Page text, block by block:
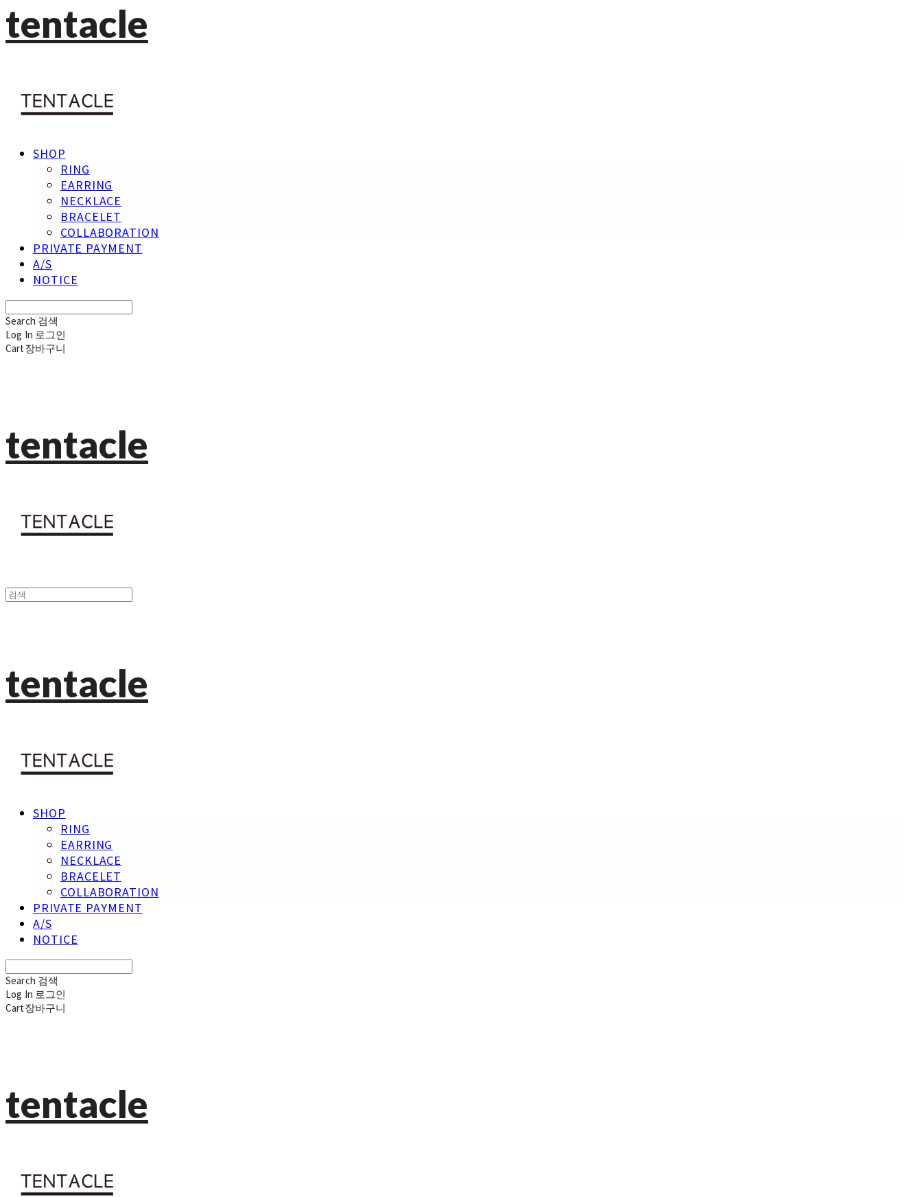
tentacle
SHOP
RING
EARRING
NECKLACE
BRACELET
COLLABORATION
PRIVATE PAYMENT
A/S
NOTICE
Search 검색
Log In 로그인
Cart장바구니
tentacle
tentacle
SHOP
RING
EARRING
NECKLACE
BRACELET
COLLABORATION
PRIVATE PAYMENT
A/S
NOTICE
Search 검색
Log In 로그인
Cart장바구니
tentacle